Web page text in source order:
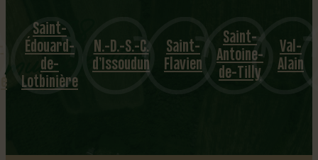
1
8
mu
nicipalités
Saint-
Édouard-
de-
Lotbinière
N.-D.-S.-C.
d’Issoudun
Saint-
Flavien
Saint-
Antoine-
de-Tilly
Val-
Alain